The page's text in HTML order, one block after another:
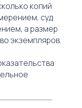
копий
суд
а размер
экземпляров.